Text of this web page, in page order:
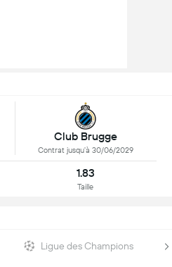
Club Brugge
Contrat jusqu'à 30/06/2029
1.83
Taille
Ligue des Champions